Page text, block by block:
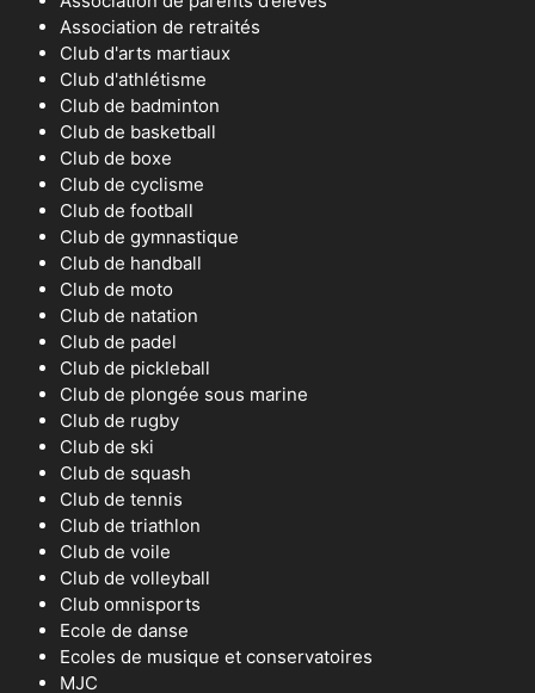
Association de retraités
Club d'arts martiaux
Club d'athlétisme
Club de badminton
Club de basketball
Club de boxe
Club de cyclisme
Club de football
Club de gymnastique
Club de handball
Club de moto
Club de natation
Club de padel
Club de pickleball
Club de plongée sous marine
Club de rugby
Club de ski
Club de squash
Club de tennis
Club de triathlon
Club de voile
Club de volleyball
Club omnisports
Ecole de danse
Ecoles de musique et conservatoires
MJC